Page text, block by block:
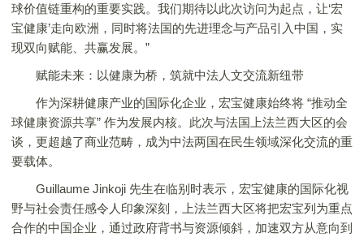
球价值链重构的重要实践。我们期待以此次访问为起点，让‘宏
宝健康’走向欧洲，同时将法国的先进理念与产品引入中国，实
现双向赋能、共赢发展。”
赋能未来：以健康为桥，筑就中法人文交流新纽带
作为深耕健康产业的国际化企业，宏宝健康始终将 “推动全
球健康资源共享” 作为发展内核。此次与法国上法兰西大区的会
谈，更超越了商业范畴，成为中法两国在民生领域深化交流的重
要载体。
Guillaume Jinkoji 先生在临别时表示，宏宝健康的国际化视
野与社会责任感令人印象深刻，上法兰西大区将把宏宝列为重点
合作的中国企业，通过政府背书与资源倾斜，加速双方从意向到